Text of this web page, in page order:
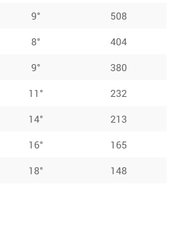
9°
508
8°
404
9°
380
11°
232
14°
213
16°
165
18° 148